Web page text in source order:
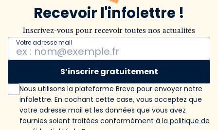
Recevoir l'infolettre !
Inscrivez-vous pour recevoir toutes nos actualités
Votre adresse mail
S’inscrire gratuitement
Nous utilisons la plateforme Brevo pour envoyer notre
infolettre. En cochant cette case, vous acceptez que
votre adresse mail et les données que vous avez
fournies soient traitées conformément à la politique de